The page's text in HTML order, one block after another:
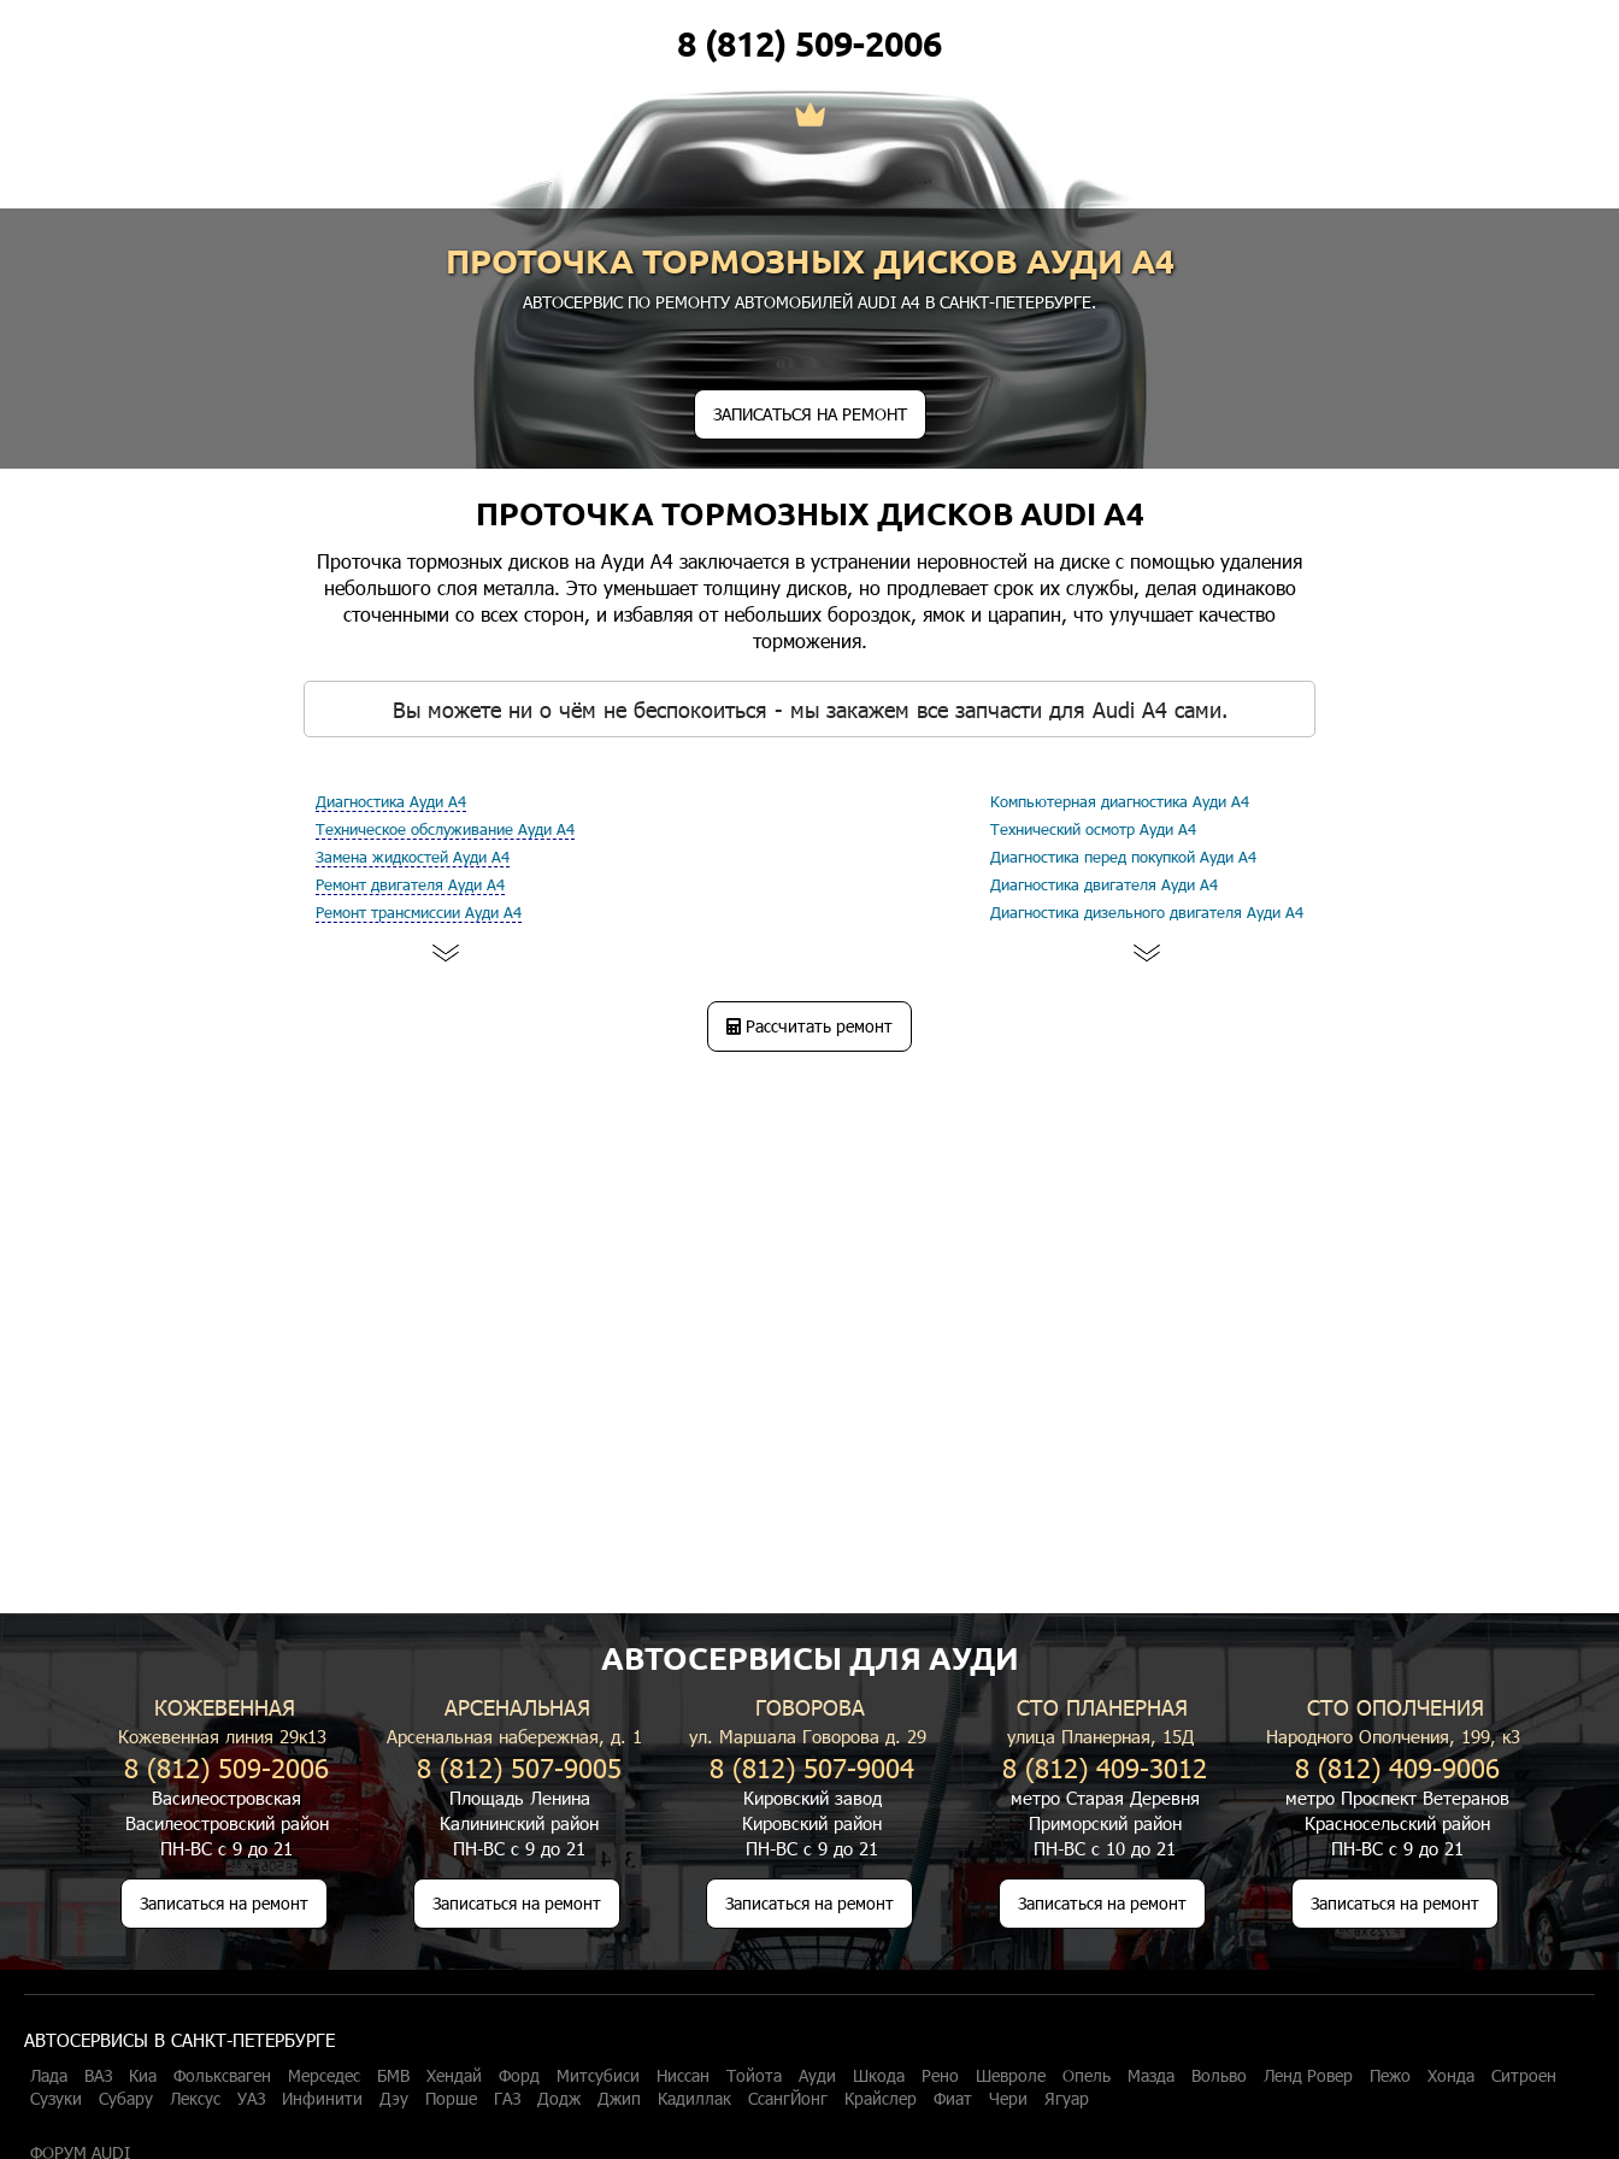
8 (812) 509-2006
ПРОТОЧКА ТОРМОЗНЫХ ДИСКОВ АУДИ А4
АВТОСЕРВИС ПО РЕМОНТУ АВТОМОБИЛЕЙ AUDI A4 В САНКТ-ПЕТЕРБУРГЕ.
ЗАПИСАТЬСЯ НА РЕМОНТ
ПРОТОЧКА ТОРМОЗНЫХ ДИСКОВ AUDI A4
Проточка тормозных дисков на Ауди А4 заключается в устранении неровностей на диске с помощью удаления
небольшого слоя металла. Это уменьшает толщину дисков, но продлевает срок их службы, делая одинаково
сточенными со всех сторон, и избавляя от небольших бороздок, ямок и царапин, что улучшает качество
торможения.
Вы можете ни о чём не беспокоиться - мы закажем все запчасти для Audi A4 сами.
Диагностика Ауди А4
Техническое обслуживание Ауди А4
Замена жидкостей Ауди А4
Ремонт двигателя Ауди А4
Ремонт трансмиссии Ауди А4
Компьютерная диагностика Ауди А4
Технический осмотр Ауди А4
Диагностика перед покупкой Ауди А4
Диагностика двигателя Ауди А4
Диагностика дизельного двигателя Ауди А4
Рассчитать ремонт
АВТОСЕРВИСЫ ДЛЯ АУДИ
КОЖЕВЕННАЯ
Кожевенная линия 29к13
8 (812) 509-2006
Василеостровская
Василеостровский район
ПН-ВС с 9 до 21
Записаться на ремонт
АРСЕНАЛЬНАЯ
Арсенальная набережная, д. 1
8 (812) 507-9005
Площадь Ленина
Калининский район
ПН-ВС с 9 до 21
Записаться на ремонт
ГОВОРОВА
ул. Маршала Говорова д. 29
8 (812) 507-9004
Кировский завод
Кировский район
ПН-ВС с 9 до 21
Записаться на ремонт
СТО ПЛАНЕРНАЯ
улица Планерная, 15Д
8 (812) 409-3012
метро Старая Деревня
Приморский район
ПН-ВС с 10 до 21
Записаться на ремонт
СТО ОПОЛЧЕНИЯ
Народного Ополчения, 199, к3
8 (812) 409-9006
метро Проспект Ветеранов
Красносельский район
ПН-ВС с 9 до 21
Записаться на ремонт
АВТОСЕРВИСЫ В САНКТ-ПЕТЕРБУРГЕ
Лада ВАЗ Киа Фольксваген Мерседес БМВ Хендай Форд Митсубиси Ниссан Тойота Ауди Шкода Рено Шевроле Опель Мазда Вольво Ленд Ровер Пежо Хонда
Ситроен
Сузуки
Субару Лексус УАЗ Инфинити Дэу Порше ГАЗ Додж Джип Кадиллак СсангЙонг Крайслер Фиат Чери Ягуар
ФОРУМ AUDI